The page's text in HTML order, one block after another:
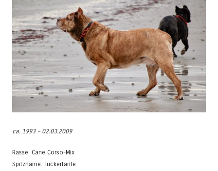
ca. 1993 – 02.03.2009
Rasse: Cane Corso-Mix
Spitzname: Tuckertante